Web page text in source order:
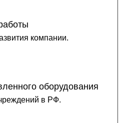
компании.
оборудования
в РФ.